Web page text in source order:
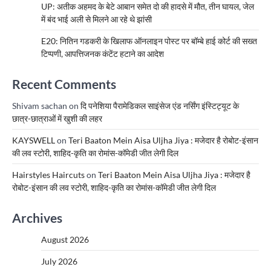
UP: अतीक अहमद के बेटे आबान समेत दो की हादसे में मौत, तीन घायल, जेल
में बंद भाई अली से मिलने आ रहे थे झांसी
E20: नितिन गडकरी के खिलाफ ऑनलाइन पोस्ट पर बॉम्बे हाई कोर्ट की सख्त
टिप्पणी, आपत्तिजनक कंटेंट हटाने का आदेश
Recent Comments
Shivam sachan on दि पनेशिया पैरामेडिकल साइंसेज एंड नर्सिंग इंस्टिट्यूट के
छात्र-छात्राओं में खुशी की लहर
KAYSWELLon Teri Baaton Mein Aisa Uljha Jiya : मजेदार है रोबोट-इंसान
की लव स्टोरी, शाहिद-कृति का रोमांस-कॉमेडी जीत लेगी दिल
Hairstyles Haircutson Teri Baaton Mein Aisa Uljha Jiya : मजेदार है
रोबोट-इंसान की लव स्टोरी, शाहिद-कृति का रोमांस-कॉमेडी जीत लेगी दिल
Archives
August 2026
July 2026